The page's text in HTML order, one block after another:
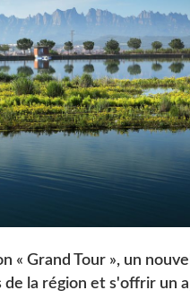
« Grand Tour », un
la région et s'offrir un